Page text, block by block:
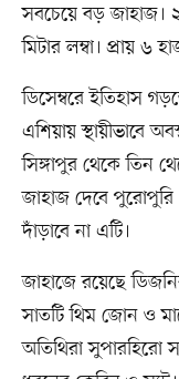
সবচেয়ে বড় জাহাজ।
মিটার লম্বা। প্রায় ৬
ডিসেম্বরে ইতিহাস
এশিয়ায় স্থায়ীভাবে
সিঙ্গাপুর থেকে তিন
জাহাজ দেবে পুরোপুরি
দাঁড়াবে না এটি।
জাহাজে রয়েছে
সাতটি থিম জোন ও
অতিথিরা সুপারহিরো